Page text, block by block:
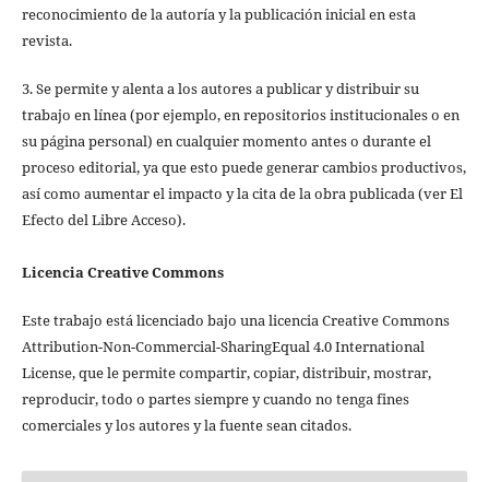
reconocimiento de la autoría y la publicación inicial en esta
revista.
3. Se permite y alenta a los autores a publicar y distribuir su
trabajo en línea (por ejemplo, en repositorios institucionales o en
su página personal) en cualquier momento antes o durante el
proceso editorial, ya que esto puede generar cambios productivos,
así como aumentar el impacto y la cita de la obra publicada (ver El
Efecto del Libre Acceso).
Licencia Creative Commons
Este trabajo está licenciado bajo una licencia Creative Commons
Attribution-Non-Commercial-SharingEqual 4.0 International
License, que le permite compartir, copiar, distribuir, mostrar,
reproducir, todo o partes siempre y cuando no tenga fines
comerciales y los autores y la fuente sean citados.